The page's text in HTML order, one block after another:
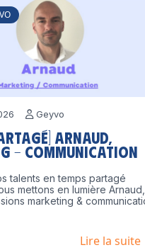
Geyvo
Arnaud,
– Communication
talents en temps partagé
mettons en lumière Arnaud,
marketing &
Lire la suite